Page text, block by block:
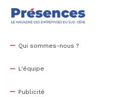
Qui sommes-nous ?
L'équipe
Publicité